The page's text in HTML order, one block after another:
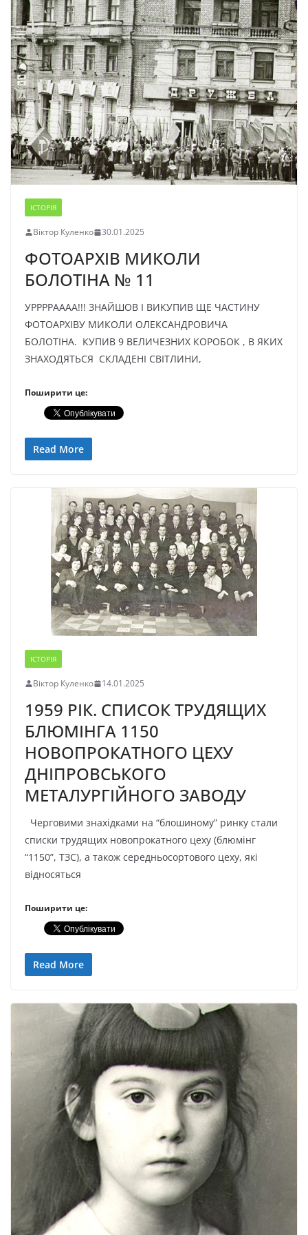
ІСТОРІЯ
Віктор Куленко 30.01.2025
ФОТОАРХІВ МИКОЛИ
БОЛОТІНА № 11
УРРРРАААА!!! ЗНАЙШОВ І ВИКУПИВ ЩЕ ЧАСТИНУ
ФОТОАРХІВУ МИКОЛИ ОЛЕКСАНДРОВИЧА
БОЛОТІНА. КУПИВ 9 ВЕЛИЧЕЗНИХ КОРОБОК , В ЯКИХ
ЗНАХОДЯТЬСЯ СКЛАДЕНІ СВІТЛИНИ,
Поширити це:
Read More
ІСТОРІЯ
Віктор Куленко 14.01.2025
1959 РІК. СПИСОК ТРУДЯЩИХ
БЛЮМІНГА 1150
НОВОПРОКАТНОГО ЦЕХУ
ДНІПРОВСЬКОГО
МЕТАЛУРГІЙНОГО ЗАВОДУ
Черговими знахідками на “блошиному” ринку стали
списки трудящих новопрокатного цеху (блюмінг
“1150”, ТЗС), а також середньосортового цеху, які
відносяться
Поширити це:
Read More